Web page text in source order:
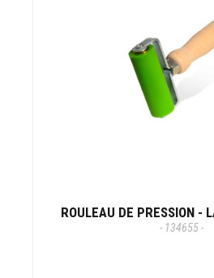
ROULEAU DE PRESSION -
- 134655 -